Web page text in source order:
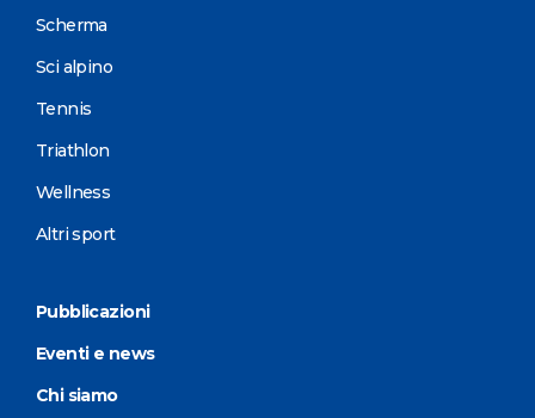
Scherma
Sci alpino
Tennis
Triathlon
Wellness
Altri sport
Pubblicazioni
Eventi e news
Chi siamo